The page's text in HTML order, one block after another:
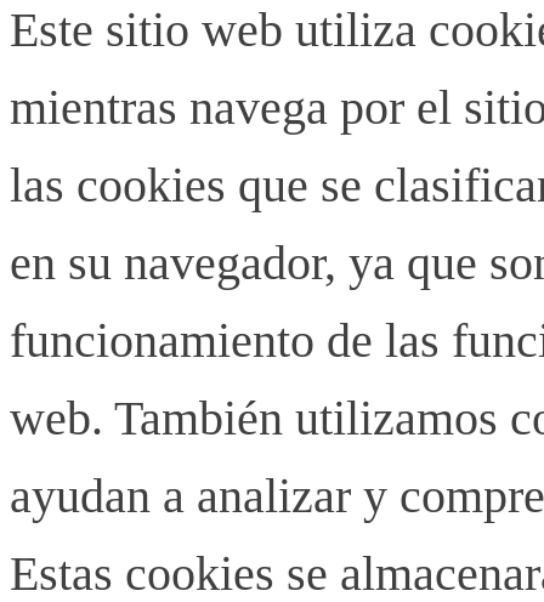
Este sitio web utiliza
mientras navega por el
las cookies que se
en su navegador, ya que
funcionamiento de las
web. También utilizamos
ayudan a analizar y
Estas cookies se